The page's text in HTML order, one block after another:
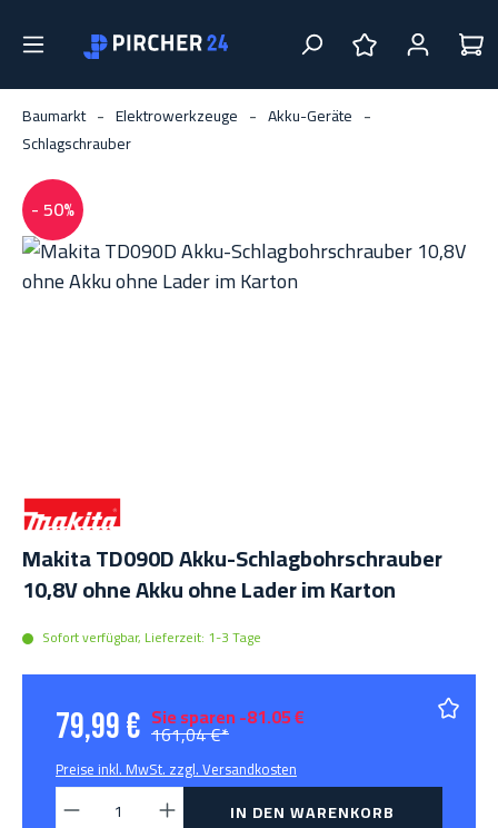
Zum Hauptinhalt springen
Baumarkt
Elektrowerkzeuge
Akku-Geräte
Schlagschrauber
- 50%
Bildergalerie überspringen
Makita TD090D Akku-Schlagbohrschrauber
10,8V ohne Akku ohne Lader im Karton
Sofort verfügbar, Lieferzeit: 1-3 Tage
79,99 € Sie sparen -81.05 €
161,04 €*
Preise inkl. MwSt. zzgl. Versandkosten
Produkt Anzahl: Gib den gewünschten
IN DEN WARENKORB